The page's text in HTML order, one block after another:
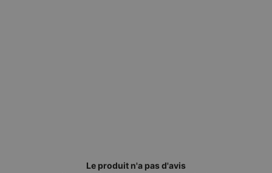
Le produit n'a pas d'avis